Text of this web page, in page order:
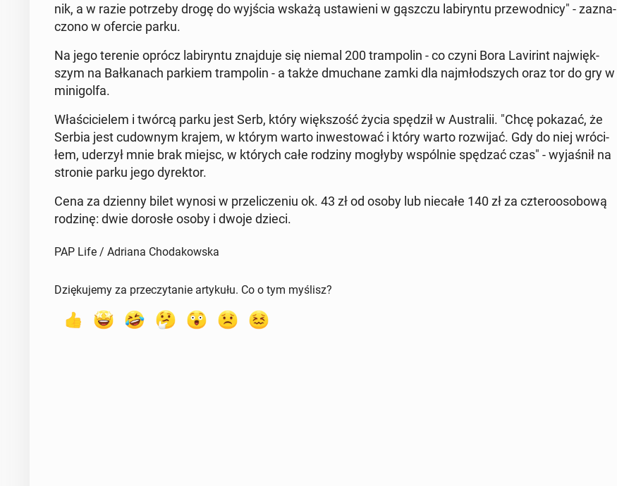
nik, a w razie po­trze­by drogę do wyjścia wskażą usta­wie­ni w gąszczu la­bi­ryn­tu prze­wod­ni­cy" - za­zna­
czo­no w ofercie parku.
Na jego terenie oprócz la­bi­ryn­tu znaj­du­je się niemal 200 tram­po­lin - co czyni Bora La­vi­rint naj­więk­
szym na Bał­ka­nach parkiem tram­po­lin - a także dmu­cha­ne zamki dla naj­młod­szych oraz tor do gry w
mi­ni­gol­fa.
Wła­ści­cie­lem i twórcą parku jest Serb, który więk­szość życia spędził w Au­stra­lii. "Chcę pokazać, że
Serbia jest cu­dow­nym krajem, w którym warto in­we­sto­wać i który warto roz­wi­jać. Gdy do niej wró­ci­
łem, uderzył mnie brak miejsc, w których całe rodziny mogłyby wspól­nie spędzać czas" - wy­ja­śnił na
stronie parku jego dy­rek­tor.
Cena za dzienny bilet wynosi w prze­li­cze­niu ok. 43 zł od osoby lub niecałe 140 zł za czte­ro­oso­bo­wą
rodzinę: dwie dorosłe osoby i dwoje dzieci.
PAP Life / Adriana Chodakowska
Dziękujemy za przeczytanie artykułu. Co o tym myślisz?